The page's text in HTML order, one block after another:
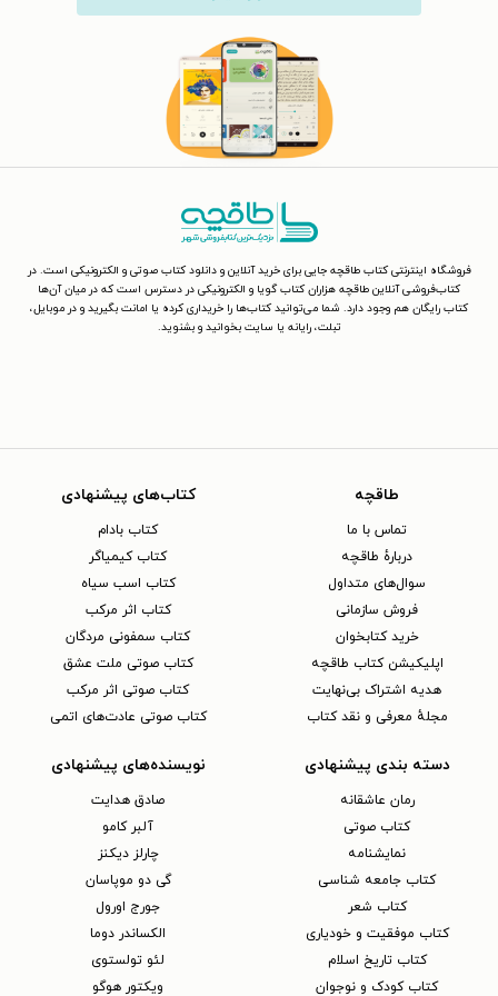
فروشگاه اینترنتی کتاب طاقچه جایی برای خرید آنلاین و دانلود کتاب صوتی و الکترونیکی است. در
کتاب‌فروشی آنلاین طاقچه هزاران کتاب گویا و الکترونیکی در دسترس است که در میان آن‌ها
کتاب رایگان هم وجود دارد. شما می‌توانید کتاب‌ها را خریداری کرده یا امانت بگیرید و در موبایل،
تبلت، رایانه یا سایت بخوانید و بشنوید.
طاقچه
تماس با ما
دربارهٔ طاقچه
سوال‌های متداول
فروش سازمانی
خرید کتابخوان
اپلیکیشن کتاب طاقچه
هدیه اشتراک بی‌نهایت
مجلهٔ معرفی و نقد کتاب
کتاب‌های پیشنهادی
کتاب بادام
کتاب کیمیاگر
کتاب اسب سیاه
کتاب اثر مرکب
کتاب سمفونی مردگان
کتاب صوتی ملت عشق
کتاب صوتی اثر مرکب
کتاب صوتی عادت‌های اتمی
دسته بندی پیشنهادی
رمان عاشقانه
کتاب‌ صوتی
نمایشنامه
کتاب جامعه شناسی
کتاب شعر
کتاب موفقیت و خودیاری
کتاب تاریخ اسلام
کتاب کودک و نوجوان
نویسنده‌های پیشنهادی
صادق هدایت
آلبر کامو
چارلز دیکنز
گی دو موپاسان
جورج اورول
الکساندر دوما
لئو تولستوی
ویکتور هوگو